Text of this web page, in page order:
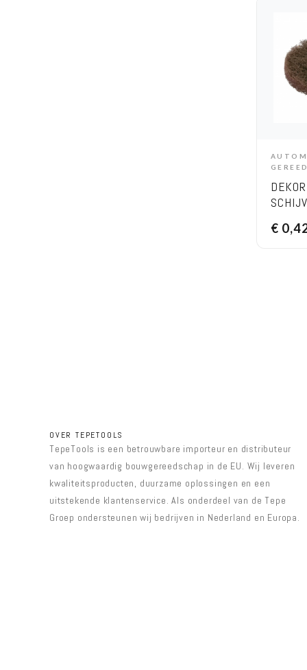
€
OVER TEPETOOLS
TepeTools is een betrouwbare importeur en distributeur
van hoogwaardig bouwgereedschap in de EU. Wij leveren
kwaliteitsproducten, duurzame oplossingen en een
uitstekende klantenservice. Als onderdeel van de Tepe
Groep ondersteunen wij bedrijven in Nederland en Europa.